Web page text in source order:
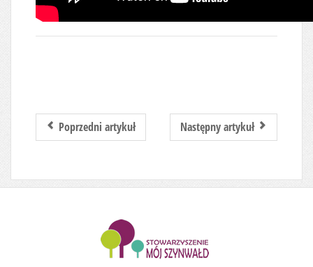
Poprzedni artykuł Następny artykuł